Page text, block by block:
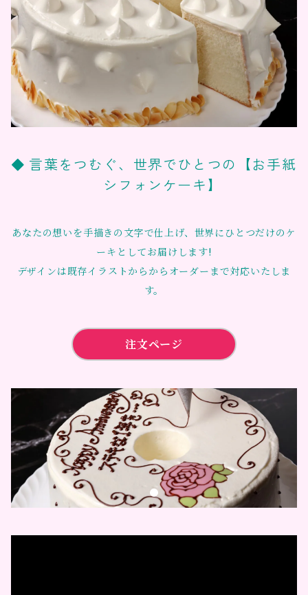
言葉をつむぐ、世界でひとつの【お手紙
シフォンケーキ】
あなたの想いを手描きの文字で仕上げ、世界にひとつだけのケ
ーキとしてお届けします!
デザインは既存イラストからからオーダーまで対応いたしま
す。
注文ページ